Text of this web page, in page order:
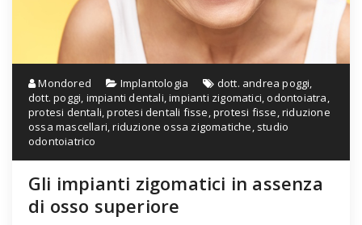
Mondored Implantologia dott. andrea poggi,
dott. poggi, impianti dentali,impianti zigomatici,odontoiatra,
protesi dentali,protesi dentali fisse,protesi fisse,riduzione
ossa mascellari,riduzione ossa zigomatiche, studio
odontoiatrico
Gli impianti zigomatici in assenza
di osso superiore